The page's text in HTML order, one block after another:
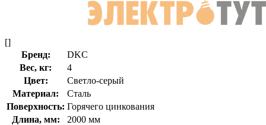
[]
Бренд:
DKC
Вес, кг:
4
Цвет:
Светло-серый
Материал:
Сталь
Поверхность: Горячего цинкования
Длина, мм:
2000 мм